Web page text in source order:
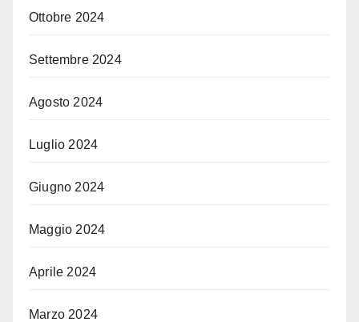
Ottobre 2024
Settembre 2024
Agosto 2024
Luglio 2024
Giugno 2024
Maggio 2024
Aprile 2024
Marzo 2024